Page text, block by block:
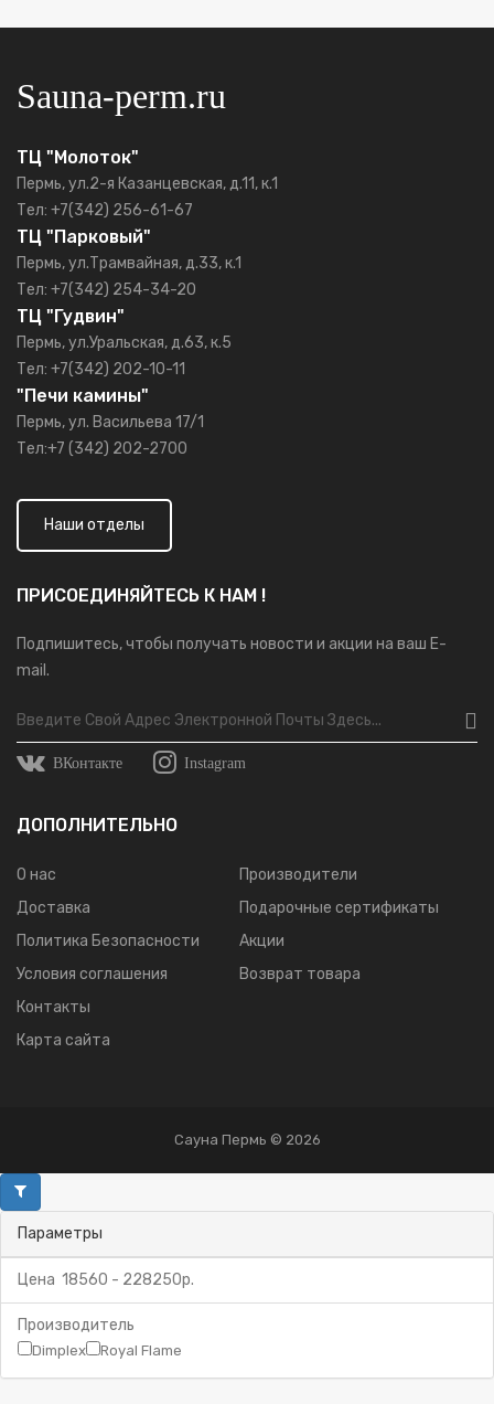
Sauna-perm.ru
ТЦ "Молоток"
Пермь, ул.2-я Казанцевская, д.11, к.1
Тел: +7(342) 256-61-67
ТЦ "Парковый"
Пермь, ул.Трамвайная, д.33, к.1
Тел: +7(342) 254-34-20
ТЦ "Гудвин"
Пермь, ул.Уральская, д.63, к.5
Тел: +7(342) 202-10-11
"Печи камины"
Пермь, ул. Васильева 17/1
Тел:+7 (342) 202-2700
Наши отделы
ПРИСОЕДИНЯЙТЕСЬ К НАМ !
Подпишитесь, чтобы получать новости и акции на ваш E-
mail.
ВКонтакте Instagram
ДОПОЛНИТЕЛЬНО
О нас
Доставка
Политика Безопасности
Условия соглашения
Контакты
Карта сайта
Производители
Подарочные сертификаты
Акции
Возврат товара
Сауна Пермь © 2026
Параметры
Цена 18560 - 228250р.
Производитель
Dimplex Royal Flame